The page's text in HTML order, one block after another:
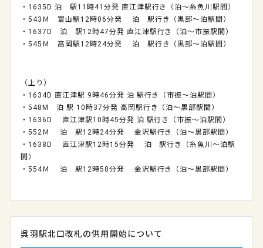
・1635D 泊 駅11時41分発 直江津駅行き（泊～糸魚川駅間）
・543Ｍ 富山駅12時06分発 泊 駅行き（黒部～泊駅間）
・1637D 泊 駅12時47分発 直江津駅行き（泊～市振駅間）
・545Ｍ 高岡駅12時24分発 泊 駅行き（黒部～泊駅間）
（上り）
・1634D 直江津駅 9時46分発 泊 駅行き（市振～泊駅間）
・548M 泊 駅 10時37分発 高岡駅行き（泊～黒部駅間）
・1636D 直江津駅10時45分発 泊 駅行き（市振～泊駅間）
・552Ｍ 泊 駅12時24分発 金沢駅行き（泊～黒部駅間）
・1638D 直江津駅12時15分発 泊 駅行き（糸魚川～泊駅
間）
・554Ｍ 泊 駅12時58分発 金沢駅行き（泊～黒部駅間）
呉羽駅北口改札の供用開始について